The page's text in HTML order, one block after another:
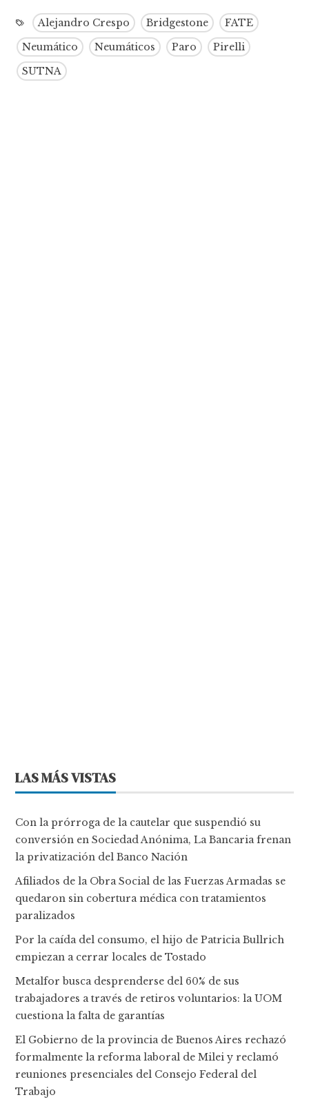
Alejandro Crespo Bridgestone
FATE
Neumático
Neumáticos Paro
Pirelli
SUTNA
LAS MÁS VISTAS
Con la prórroga de la cautelar que suspendió su
conversión en Sociedad Anónima, La Bancaria frenan
la privatización del Banco Nación
Afiliados de la Obra Social de las Fuerzas Armadas se
quedaron sin cobertura médica con tratamientos
paralizados
Por la caída del consumo, el hijo de Patricia Bullrich
empiezan a cerrar locales de Tostado
Metalfor busca desprenderse del 60% de sus
trabajadores a través de retiros voluntarios: la UOM
cuestiona la falta de garantías
El Gobierno de la provincia de Buenos Aires rechazó
formalmente la reforma laboral de Milei y reclamó
reuniones presenciales del Consejo Federal del
Trabajo